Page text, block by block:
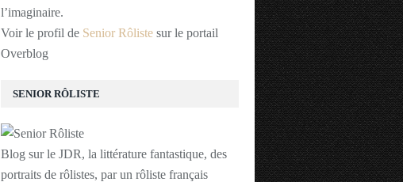
SENIOR RÔLISTE
Blog sur le JDR, la littérature fantastique, des
portraits de rôlistes, par un rôliste français
l’imaginaire.
Voir le profil de Senior Rôliste sur le portail
Overblog